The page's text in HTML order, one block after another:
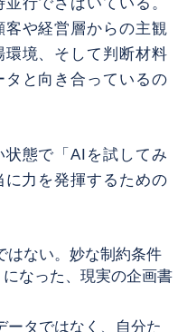
行でさばいている。
や経営層からの主観
境、そして判断材料
タと向き合っているの
態で「AIを試してみ
力を発揮するための
はない。妙な制約条件
なった、現実の企画書
ータではなく、自分た